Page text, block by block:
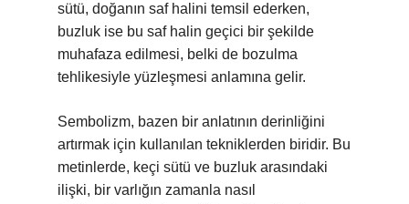
sütü, doğanın saf halini temsil ederken,
buzluk ise bu saf halin geçici bir şekilde
muhafaza edilmesi, belki de bozulma
tehlikesiyle yüzleşmesi anlamına gelir.
Sembolizm, bazen bir anlatının derinliğini
artırmak için kullanılan tekniklerden biridir. Bu
metinlerde, keçi sütü ve buzluk arasındaki
ilişki, bir varlığın zamanla nasıl